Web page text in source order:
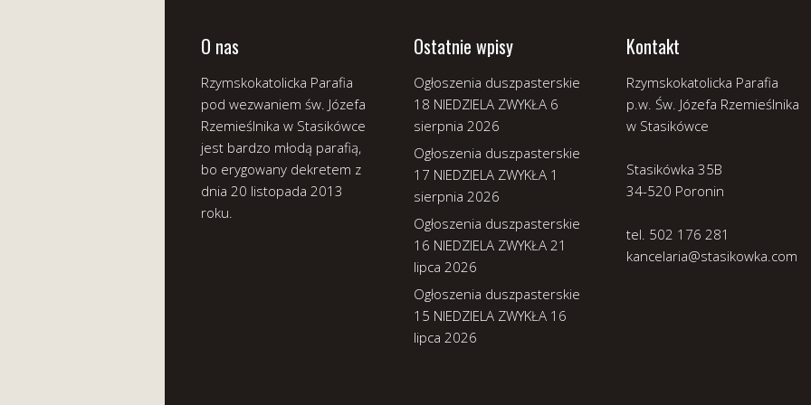
O nas
Rzymskokatolicka Parafia
pod wezwaniem św. Józefa
Rzemieślnika w Stasikówce
jest bardzo młodą parafią,
bo erygowany dekretem z
dnia 20 listopada 2013
roku.
Ostatnie wpisy
Ogłoszenia duszpasterskie
18 NIEDZIELA ZWYKŁA 6
sierpnia 2026
Ogłoszenia duszpasterskie
17 NIEDZIELA ZWYKŁA 1
sierpnia 2026
Ogłoszenia duszpasterskie
16 NIEDZIELA ZWYKŁA 21
lipca 2026
Ogłoszenia duszpasterskie
15 NIEDZIELA ZWYKŁA 16
lipca 2026
Kontakt
Rzymskokatolicka Parafia
p.w. Św. Józefa Rzemieślnika
w Stasikówce
Stasikówka 35B
34-520 Poronin
tel. 502 176 281
kancelaria@stasikowka.com